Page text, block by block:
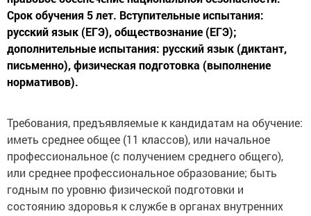
Срок обучения 5 лет. Вступительные испытания:
русский язык (ЕГЭ), обществознание (ЕГЭ);
дополнительные испытания: русский язык (диктант,
письменно), физическая подготовка (выполнение
нормативов).
Требования, предъявляемые к кандидатам на обучение:
иметь среднее общее (11 классов), или начальное
профессиональное (с получением среднего общего),
или среднее профессиональное образование; быть
годным по уровню физической подготовки и
состоянию здоровья к службе в органах внутренних